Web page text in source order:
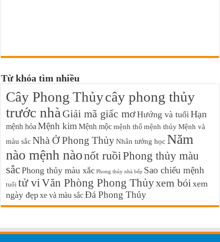
Từ khóa tìm nhiều
Cây Phong Thủycây phong thủy
trước nhà Giải mã giấc mơHướng và tuổiHạn
mệnh hỏaMệnh kim Mệnh mộcmệnh thổ mệnh thủyMệnh và
màu sắc Nhà Ở Phong ThủyNhân tướng học Năm
nào mệnh nàonốt ruồi Phong thủy màu
sắcPhong thủy màu xắc Phong thủy nhà bếp Sao chiếu mệnh
tuổi tử vi Văn Phòng Phong Thủyxem bóixem
ngày đẹpxe và màu sắcĐá Phong Thủy